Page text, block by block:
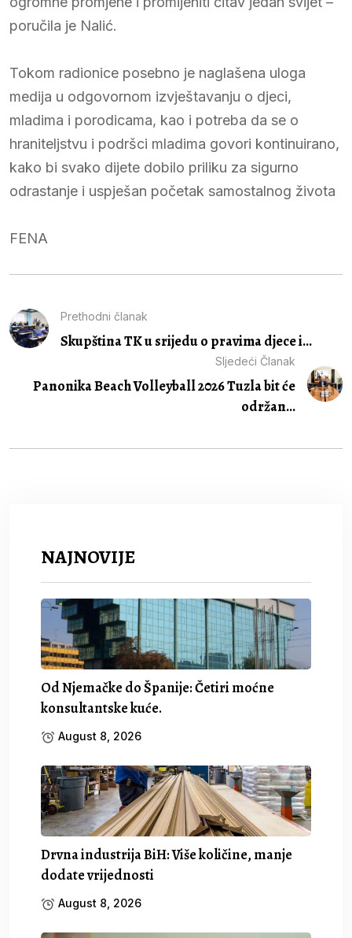
poručila je Nalić.
Tokom radionice posebno je naglašena uloga
medija u odgovornom izvještavanju o djeci,
mladima i porodicama, kao i potreba da se o
hraniteljstvu i podršci mladima govori kontinuirano,
kako bi svako dijete dobilo priliku za sigurno
odrastanje i uspješan početak samostalnog života
FENA
Prethodni članak
Skupština TK u srijedu o pravima djece i...
Sljedeći Članak
Panonika Beach Volleyball 2026 Tuzla bit će
održan...
NAJNOVIJE
Od Njemačke do Španije: Četiri moćne
konsultantske kuće.
August 8, 2026
Drvna industrija BiH: Više količine, manje
dodate vrijednosti
August 8, 2026